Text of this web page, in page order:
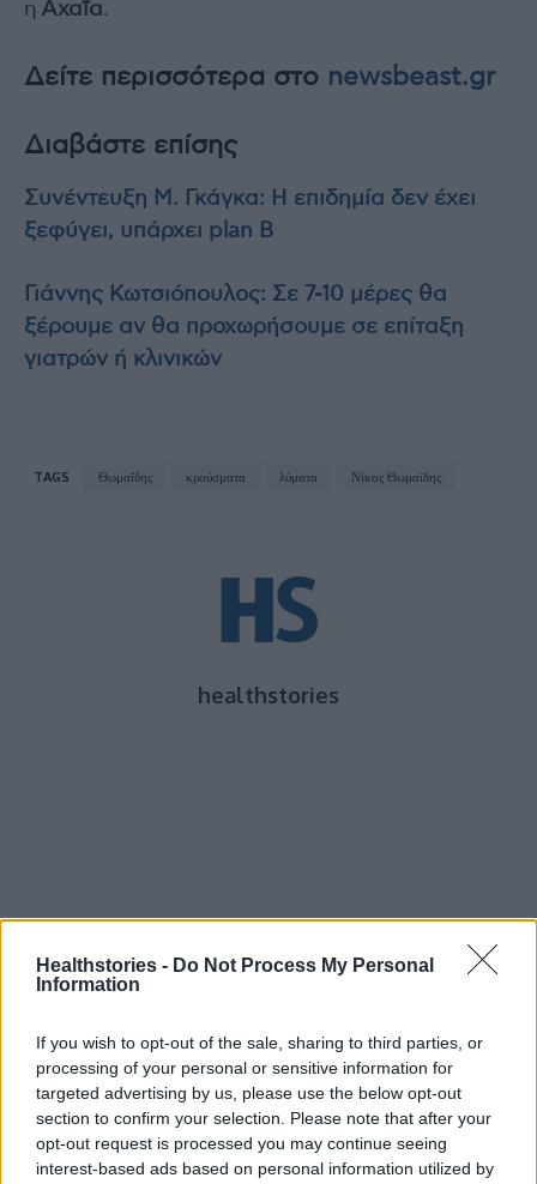
Healthstories - Do Not Process My Personal
Information
If you wish to opt-out of the sale, sharing to third parties, or
processing of your personal or sensitive information for
targeted advertising by us, please use the below opt-out
section to confirm your selection. Please note that after your
opt-out request is processed you may continue seeing
interest-based ads based on personal information utilized by
η Αχαΐα.
Δείτε περισσότερα στο newsbeast.gr
Διαβάστε επίσης
Συνέντευξη Μ. Γκάγκα: Η επιδημία δεν έχει
ξεφύγει, υπάρχει plan B
Γιάννης Κωτσιόπουλος: Σε 7-10 μέρες θα
ξέρουμε αν θα προχωρήσουμε σε επίταξη
γιατρών ή κλινικών
TAGS Θωμαΐδης κρούσματα λύματα Νίκος Θωμαϊδης
healthstories
Γεωργιάδης: Πολλαπλά οφέλη από τη
συνεργασία δημοσίου και ιδιωτικού
τομέα
Παράρτημα του Παίδων “Αγία Σοφία”